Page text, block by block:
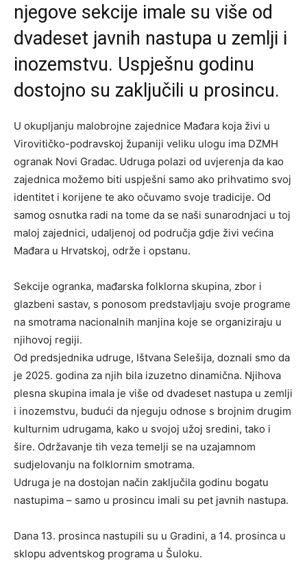
njegove sekcije imale su više od
dvadeset javnih nastupa u zemlji i
inozemstvu. Uspješnu godinu
dostojno su zaključili u prosincu.
U okupljanju malobrojne zajednice Mađara koja živi u
Virovitičko-podravskoj županiji veliku ulogu ima DZMH
ogranak Novi Gradac. Udruga polazi od uvjerenja da kao
zajednica možemo biti uspješni samo ako prihvatimo svoj
identitet i korijene te ako očuvamo svoje tradicije. Od
samog osnutka radi na tome da se naši sunarodnjaci u toj
maloj zajednici, udaljenoj od područja gdje živi većina
Mađara u Hrvatskoj, održe i opstanu.
Sekcije ogranka, mađarska folklorna skupina, zbor i
glazbeni sastav, s ponosom predstavljaju svoje programe
na smotrama nacionalnih manjina koje se organiziraju u
njihovoj regiji.
Od predsjednika udruge, Ištvana Selešija, doznali smo da
je 2025. godina za njih bila izuzetno dinamična. Njihova
plesna skupina imala je više od dvadeset nastupa u zemlji
i inozemstvu, budući da njeguju odnose s brojnim drugim
kulturnim udrugama, kako u svojoj užoj sredini, tako i
šire. Održavanje tih veza temelji se na uzajamnom
sudjelovanju na folklornim smotrama.
Udruga je na dostojan način zaključila godinu bogatu
nastupima – samo u prosincu imali su pet javnih nastupa.
Dana 13. prosinca nastupili su u Gradini, a 14. prosinca u
sklopu adventskog programa u Šuloku.